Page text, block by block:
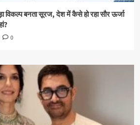
विकल्प बनता सूरज, देश में कैसे हो रहा सौर ऊर्जा
0